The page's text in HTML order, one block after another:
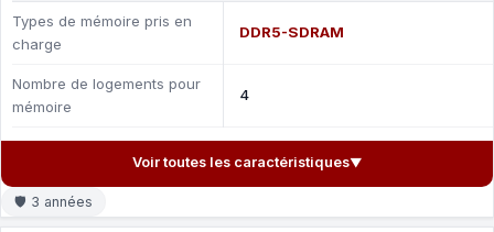
Types de mémoire pris en
charge
DDR5-SDRAM
Nombre de logements pour
mémoire
4
Voir toutes les caractéristiques▼
🛡 3 années